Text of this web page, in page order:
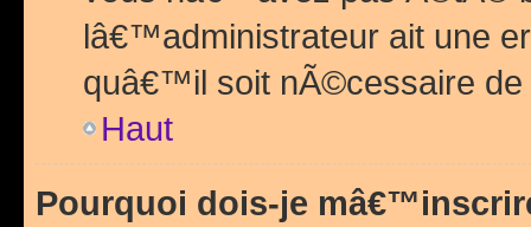
lâ€™administrateur ait une
quâ€™il soit nÃ©cessaire de
Haut
Pourquoi dois-je